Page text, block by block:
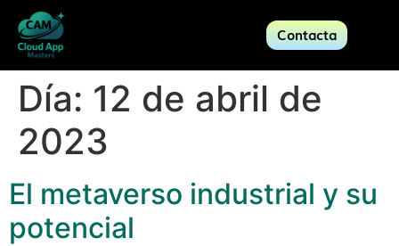
Contacta
Día: 12 de abril de
2023
El metaverso industrial y su
potencial